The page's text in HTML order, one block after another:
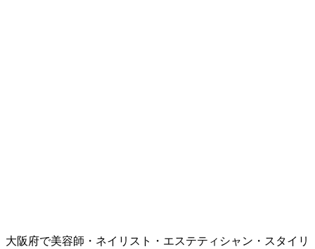
大阪府で美容師・ネイリスト・エステティシャン・スタイリ